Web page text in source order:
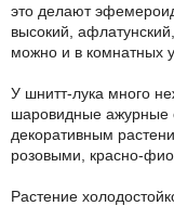
это делают
высокий,
можно и в комнатных
У шнитт-лука много
шаровидные ажурные
декоративным
розовыми, красно-
Растение